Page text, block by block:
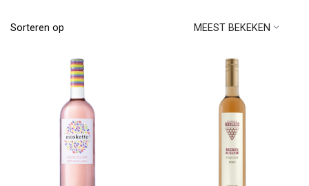
Sorteren op MEEST BEKEKEN